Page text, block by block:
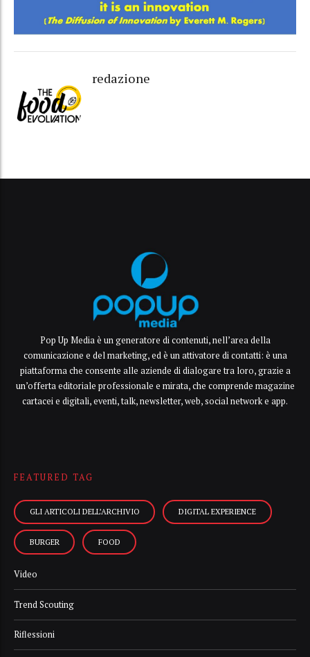
redazione
Pop Up Media è un generatore di contenuti, nell’area della
comunicazione e del marketing, ed è un attivatore di contatti: è una
piattaforma che consente alle aziende di dialogare tra loro, grazie a
un’offerta editoriale professionale e mirata, che comprende magazine
cartacei e digitali, eventi, talk, newsletter, web, social network e app.
FEATURED TAG
GLI ARTICOLI DELL’ARCHIVIO DIGITAL EXPERIENCE
BURGER FOOD
Video
Trend Scouting
Riflessioni